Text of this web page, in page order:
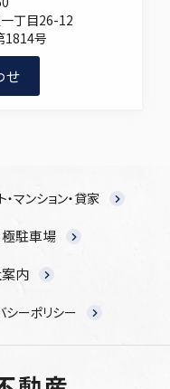
丁目26-12
1814号
せ
マンション・貸家
極駐車場
内
シーポリシー